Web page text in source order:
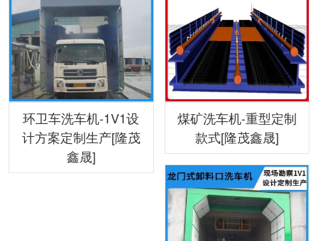
环卫车洗车机-1V1设
计方案定制生产[隆茂
鑫晟]
煤矿洗车机-重型定制
款式[隆茂鑫晟]